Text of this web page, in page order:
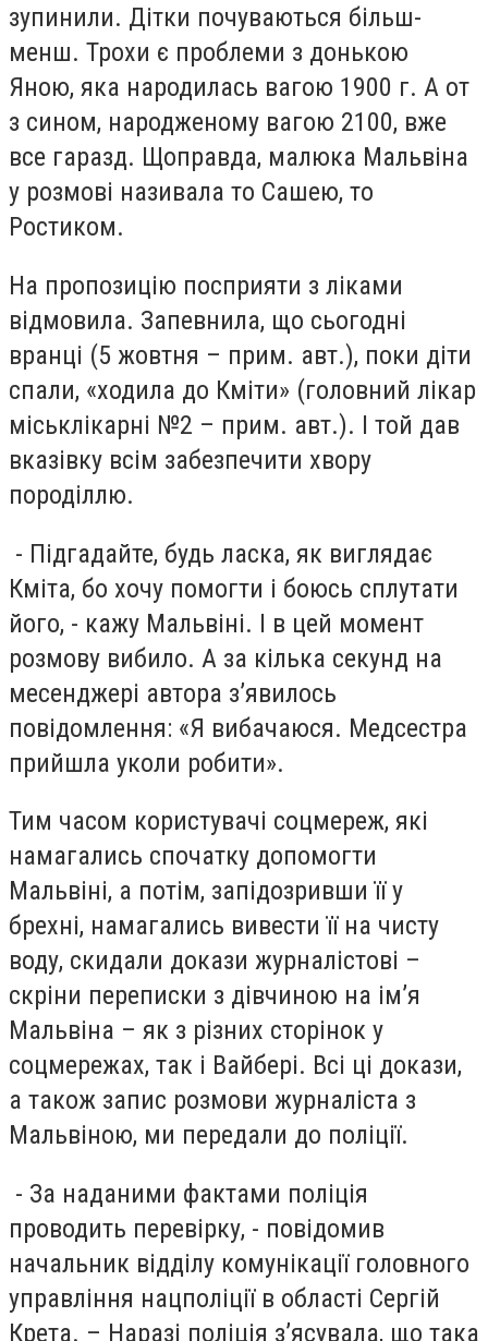
зупинили. Дітки почуваються більш-
менш. Трохи є проблеми з донькою
Яною, яка народилась вагою 1900 г. А от
з сином, народженому вагою 2100, вже
все гаразд. Щоправда, малюка Мальвіна
у розмові називала то Сашею, то
Ростиком.
На пропозицію посприяти з ліками
відмовила. Запевнила, що сьогодні
вранці (5 жовтня – прим. авт.), поки діти
спали, «ходила до Кміти» (головний лікар
міськлікарні №2 – прим. авт.). І той дав
вказівку всім забезпечити хвору
породіллю.
- Підгадайте, будь ласка, як виглядає
Кміта, бо хочу помогти і боюсь сплутати
його, - кажу Мальвіні. І в цей момент
розмову вибило. А за кілька секунд на
месенджері автора з’явилось
повідомлення: «Я вибачаюся. Медсестра
прийшла уколи робити».
Тим часом користувачі соцмереж, які
намагались спочатку допомогти
Мальвіні, а потім, запідозривши її у
брехні, намагались вивести її на чисту
воду, скидали докази журналістові –
скріни переписки з дівчиною на ім’я
Мальвіна – як з різних сторінок у
соцмережах, так і Вайбері. Всі ці докази,
а також запис розмови журналіста з
Мальвіною, ми передали до поліції.
- За наданими фактами поліція
проводить перевірку, - повідомив
начальник відділу комунікації головного
управління нацполіції в області Сергій
Крета. – Наразі поліція з’ясувала, що така